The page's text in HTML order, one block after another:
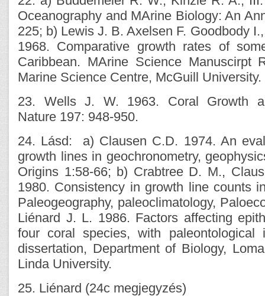
Oceanography and MArine Biology: An
225; b) Lewis J. B. Axelsen F. Goodbody
1968. Comparative growth rates of
Caribbean. MArine Science Manuscirpt
Marine Science Centre, McGuill University.
23. Wells J. W. 1963. Coral Growth
Nature 197: 948-950.
24. Lásd: a) Clausen C.D. 1974. An
growth lines in geochronometry,
Origins 1:58-66; b) Crabtree D. M.,
1980. Consistency in growth line counts
Paleogeography, paleoclimatology,
Liénard J. L. 1986. Factors affecting
four coral species, with paleontological
dissertation, Department of Biology,
Linda University.
25. Liénard (24c megjegyzés)